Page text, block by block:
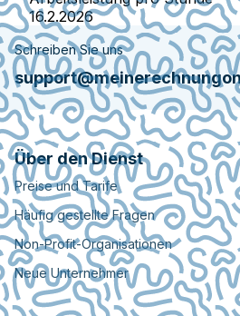
16.2.2026
Schreiben Sie uns
Über den Dienst
Preise und Tarife
Häufig gestellte Fragen
Non-Profit-Organisationen
Neue Unternehmer